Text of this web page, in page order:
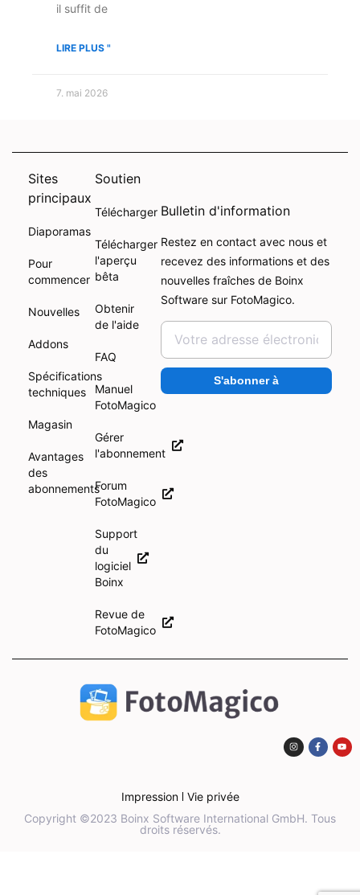
il suffit de
LIRE PLUS "
7. mai 2026
Sites
principaux
Diaporamas
Pour
commencer
Nouvelles
Addons
Spécifications
techniques
Magasin
Avantages
des
abonnements
Soutien
Télécharger
Télécharger
l'aperçu
bêta
Obtenir
de l'aide
FAQ
Manuel
FotoMagico
Gérer
l'abonnement
Forum
FotoMagico
Support
du
logiciel
Boinx
Revue de
FotoMagico
Bulletin d'information
Restez en contact avec nous et
recevez des informations et des
nouvelles fraîches de Boinx
Software sur FotoMagico.
S'abonner à
Impression
Vie privée
Copyright ©2023 Boinx Software International GmbH. Tous
droits réservés.